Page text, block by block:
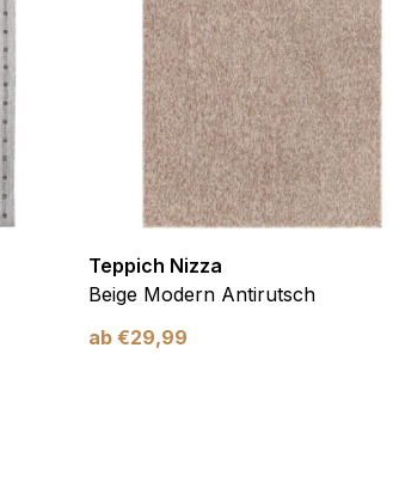
Teppich Nizza
Beige Modern Antirutsch
ab €29,99
Benutzer auf der Website verhalten,
zu verfolgen. Das Ziel ist es, Anzeigen
sind und somit wertvoller für Herausgeber und
und noch keiner Kategorie zugeordnet wurden.